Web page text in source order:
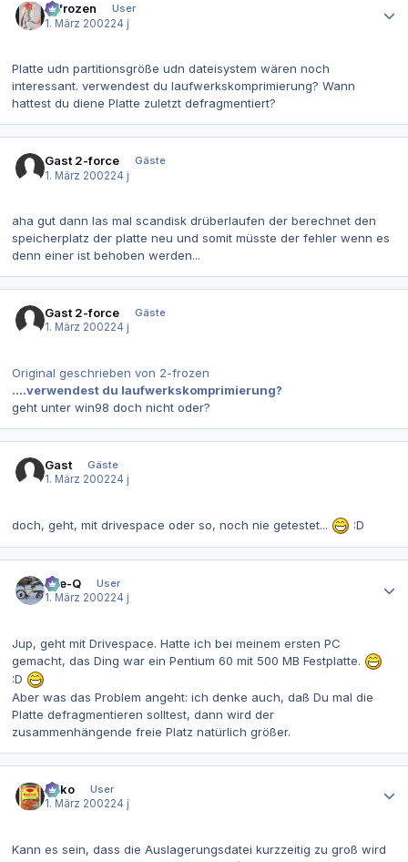
2-frozen
User
1. März 200224 j
Platte udn partitionsgröße udn dateisystem wären noch
interessant. verwendest du laufwerkskomprimierung? Wann
hattest du diene Platte zuletzt defragmentiert?
Gast 2-force
Gäste
1. März 200224 j
aha gut dann las mal scandisk drüberlaufen der berechnet den
speicherplatz der platte neu und somit müsste der fehler wenn es
denn einer ist behoben werden...
Gast 2-force
Gäste
1. März 200224 j
Original geschrieben von 2-frozen
....verwendest du laufwerkskomprimierung?
geht unter win98 doch nicht oder?
Gast
Gäste
1. März 200224 j
doch, geht, mit drivespace oder so, noch nie getestet... :D
Eye-Q
User
1. März 200224 j
Jup, geht mit Drivespace. Hatte ich bei meinem ersten PC
gemacht, das Ding war ein Pentium 60 mit 500 MB Festplatte.
:D
Aber was das Problem angeht: ich denke auch, daß Du mal die
Platte defragmentieren solltest, dann wird der
zusammenhängende freie Platz natürlich größer.
Bako
User
1. März 200224 j
Kann es sein, dass die Auslagerungsdatei kurzzeitig zu groß wird